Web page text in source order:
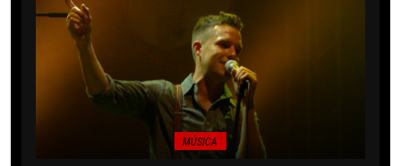
MÚSICA